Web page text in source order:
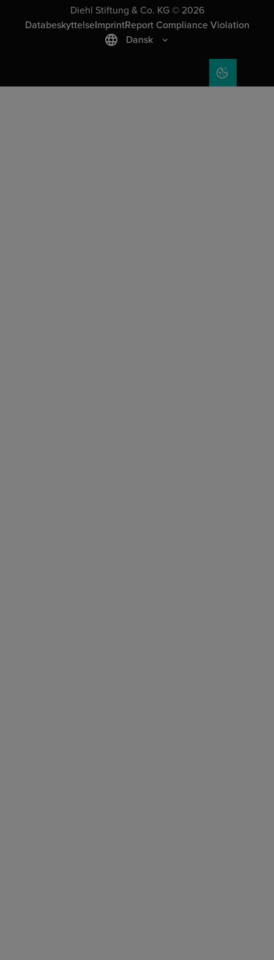
Diehl Stiftung & Co. KG © 2026
DatabeskyttelseImprintReport Compliance Violation
Dansk
COOKIE